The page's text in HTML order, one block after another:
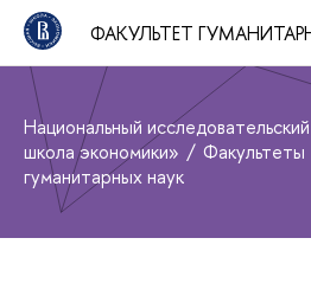
ФАКУЛЬТЕТ
Национальный
школа экономики»
Факультеты
гуманитарных наук